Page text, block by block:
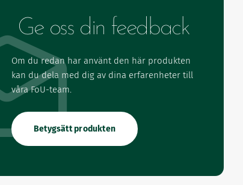
Ge oss din feedback
Om du redan har använt den här produkten
kan du dela med dig av dina erfarenheter till
våra FoU-team.
Betygsätt produkten